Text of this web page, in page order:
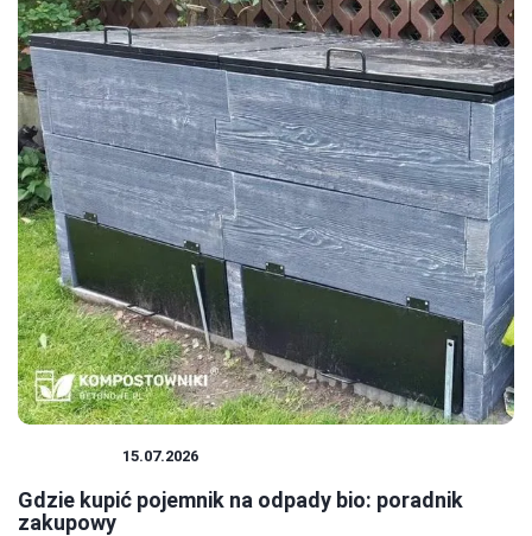
15.07.2026
Gdzie kupić pojemnik na odpady bio: poradnik
zakupowy